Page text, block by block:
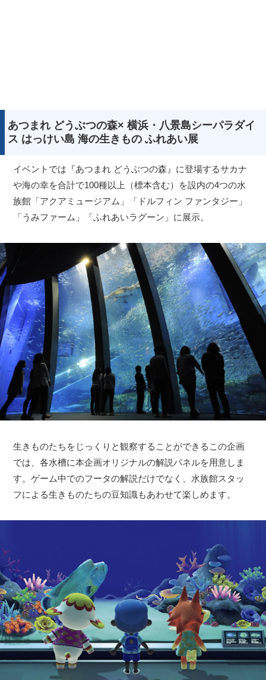
あつまれ どうぶつの森× 横浜・八景島シーパラダイ
ス はっけい島 海の生きもの ふれあい展
イベントでは『あつまれ どうぶつの森』に登場するサカナ
や海の幸を合計で100種以上（標本含む）を設内の4つの水
族館「アクアミュージアム」「ドルフィン ファンタジー」
「うみファーム」「ふれあいラグーン」に展示。
生きものたちをじっくりと観察することができるこの企画
では、各水槽に本企画オリジナルの解説パネルを用意しま
す。ゲーム中でのフータの解説だけでなく、水族館スタッ
フによる生きものたちの豆知識もあわせて楽しめます。